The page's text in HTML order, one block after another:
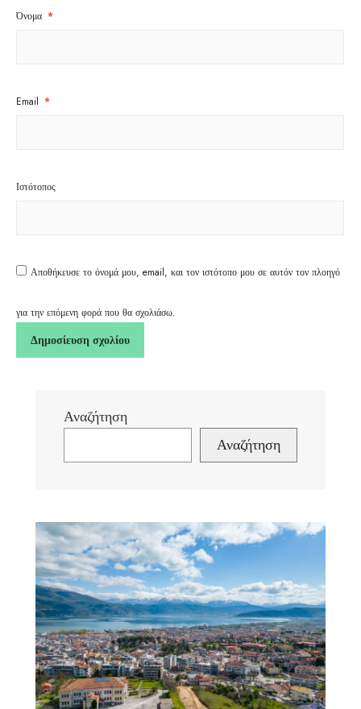
Όνομα *
Email *
Ιστότοπος
Αποθήκευσε το όνομά μου, email, και τον ιστότοπο μου σε αυτόν τον πλοηγό
για την επόμενη φορά που θα σχολιάσω.
Αναζήτηση
Αναζήτηση